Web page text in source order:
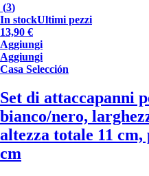
(3)
In stockUltimi pezzi
13,90 €
Aggiungi
Aggiungi
Casa Selección
Set di attaccapanni
bianco/nero,
altezza totale 11
cm